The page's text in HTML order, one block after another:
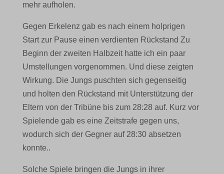
mehr aufholen.
Gegen Erkelenz gab es nach einem holprigen
Start zur Pause einen verdienten Rückstand Zu
Beginn der zweiten Halbzeit hatte ich ein paar
Umstellungen vorgenommen. Und diese zeigten
Wirkung. Die Jungs puschten sich gegenseitig
und holten den Rückstand mit Unterstützung der
Eltern von der Tribüne bis zum 28:28 auf. Kurz vor
Spielende gab es eine Zeitstrafe gegen uns,
wodurch sich der Gegner auf 28:30 absetzen
konnte..
Solche Spiele bringen die Jungs in ihrer